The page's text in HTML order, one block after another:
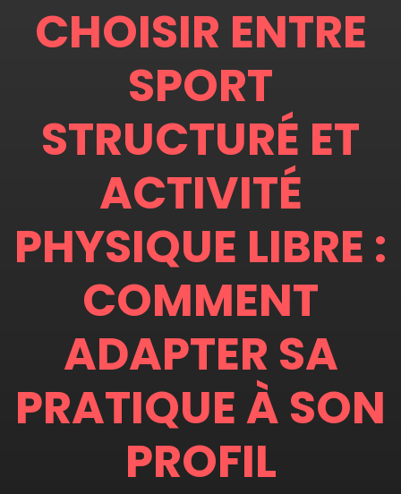
CHOISIR ENTRE
SPORT
STRUCTURÉ ET
ACTIVITÉ
PHYSIQUE LIBRE :
COMMENT
ADAPTER SA
PRATIQUE À SON
PROFIL